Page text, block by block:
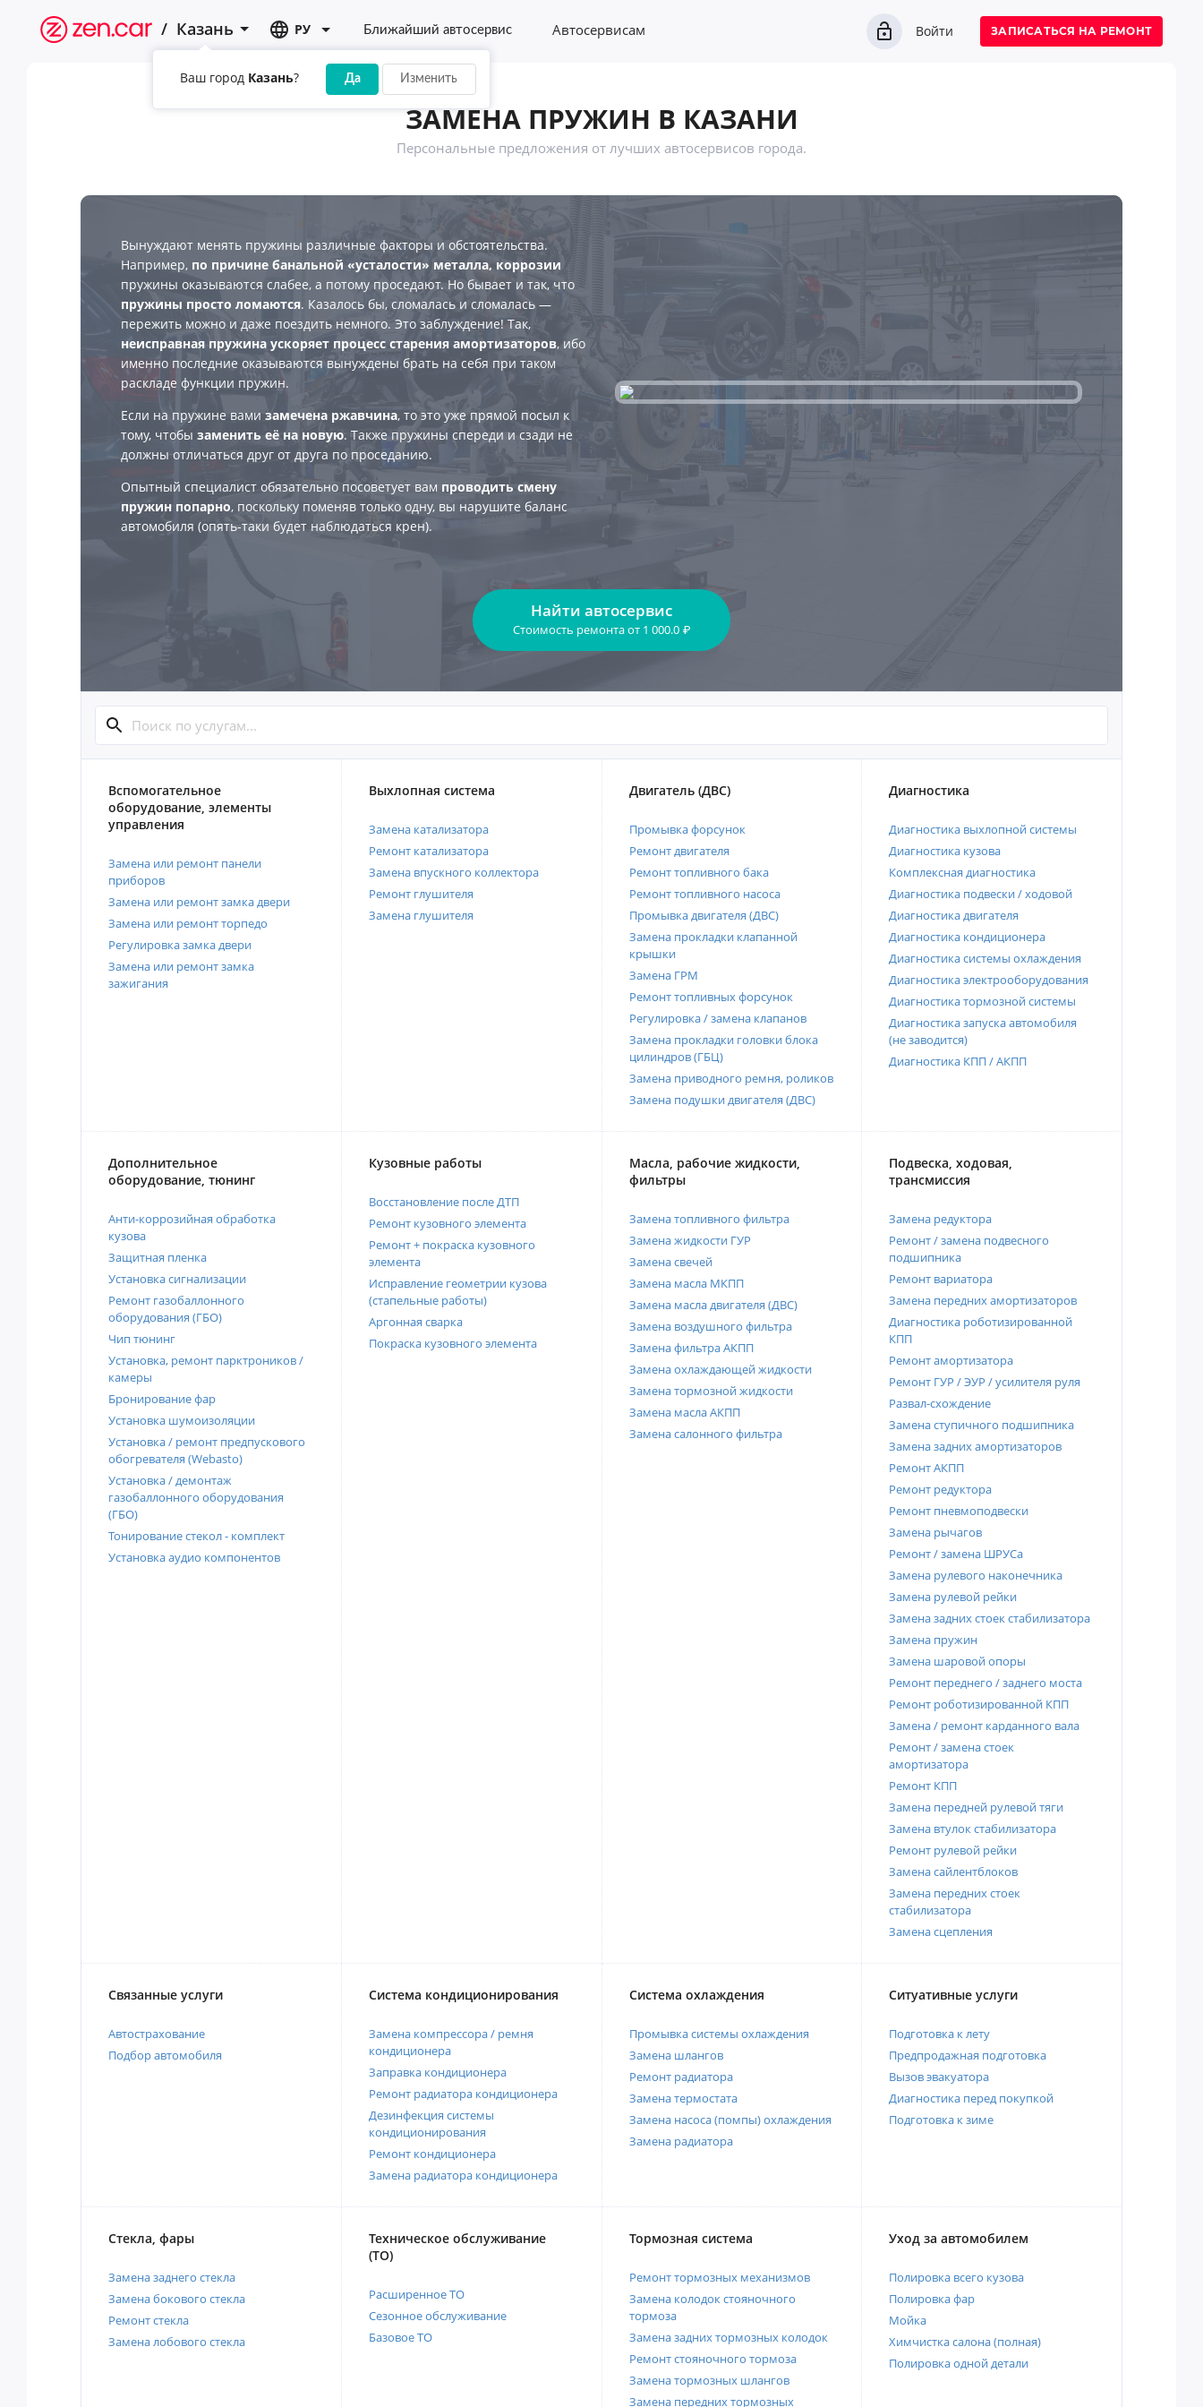
/ Казань
Ваш город Казань? Да Изменить
РУ Ближайший автосервис Автосервисам Войти ЗАПИСАТЬСЯ НА РЕМОНТ
ЗАМЕНА ПРУЖИН В КАЗАНИ
Персональные предложения от лучших автосервисов города.
Вынуждают менять пружины различные факторы и обстоятельства.
Например, по причине банальной «усталости» металла, коррозии
пружины оказываются слабее, а потому проседают. Но бывает и так, что
пружины просто ломаются. Казалось бы, сломалась и сломалась —
пережить можно и даже поездить немного. Это заблуждение! Так,
неисправная пружина ускоряет процесс старения амортизаторов, ибо
именно последние оказываются вынуждены брать на себя при таком
раскладе функции пружин.
Если на пружине вами замечена ржавчина, то это уже прямой посыл к
тому, чтобы заменить её на новую. Также пружины спереди и сзади не
должны отличаться друг от друга по проседанию.
Опытный специалист обязательно посоветует вам проводить смену
пружин попарно, поскольку поменяв только одну, вы нарушите баланс
автомобиля (опять-таки будет наблюдаться крен).
Найти автосервис
Стоимость ремонтаот 1 000.0 ₽
Вспомогательное
оборудование, элементы
управления
Замена или ремонт панели
приборов
Замена или ремонт замка двери
Замена или ремонт торпедо
Регулировка замка двери
Замена или ремонт замка
зажигания
Выхлопная система
Замена катализатора
Ремонт катализатора
Замена впускного коллектора
Ремонт глушителя
Замена глушителя
Двигатель (ДВС)
Промывка форсунок
Ремонт двигателя
Ремонт топливного бака
Ремонт топливного насоса
Промывка двигателя (ДВС)
Замена прокладки клапанной
крышки
Замена ГРМ
Ремонт топливных форсунок
Регулировка / замена клапанов
Замена прокладки головки блока
цилиндров (ГБЦ)
Замена приводного ремня, роликов
Замена подушки двигателя (ДВС)
Диагностика
Диагностика выхлопной системы
Диагностика кузова
Комплексная диагностика
Диагностика подвески / ходовой
Диагностика двигателя
Диагностика кондиционера
Диагностика системы охлаждения
Диагностика электрооборудования
Диагностика тормозной системы
Диагностика запуска автомобиля
(не заводится)
Диагностика КПП / АКПП
Дополнительное
оборудование, тюнинг
Анти-коррозийная обработка
кузова
Защитная пленка
Установка сигнализации
Ремонт газобаллонного
оборудования (ГБО)
Чип тюнинг
Установка, ремонт парктроников /
камеры
Бронирование фар
Установка шумоизоляции
Установка / ремонт предпускового
обогревателя (Webasto)
Установка / демонтаж
газобаллонного оборудования
(ГБО)
Тонирование стекол - комплект
Установка аудио компонентов
Кузовные работы
Восстановление после ДТП
Ремонт кузовного элемента
Ремонт + покраска кузовного
элемента
Исправление геометрии кузова
(стапельные работы)
Аргонная сварка
Покраска кузовного элемента
Масла, рабочие жидкости,
фильтры
Замена топливного фильтра
Замена жидкости ГУР
Замена свечей
Замена масла МКПП
Замена масла двигателя (ДВС)
Замена воздушного фильтра
Замена фильтра АКПП
Замена охлаждающей жидкости
Замена тормозной жидкости
Замена масла АКПП
Замена салонного фильтра
Подвеска, ходовая,
трансмиссия
Замена редуктора
Ремонт / замена подвесного
подшипника
Ремонт вариатора
Замена передних амортизаторов
Диагностика роботизированной
КПП
Ремонт амортизатора
Ремонт ГУР / ЭУР / усилителя руля
Развал-схождение
Замена ступичного подшипника
Замена задних амортизаторов
Ремонт АКПП
Ремонт редуктора
Ремонт пневмоподвески
Замена рычагов
Ремонт / замена ШРУСа
Замена рулевого наконечника
Замена рулевой рейки
Замена задних стоек стабилизатора
Замена пружин
Замена шаровой опоры
Ремонт переднего / заднего моста
Ремонт роботизированной КПП
Замена / ремонт карданного вала
Ремонт / замена стоек
амортизатора
Ремонт КПП
Замена передней рулевой тяги
Замена втулок стабилизатора
Ремонт рулевой рейки
Замена сайлентблоков
Замена передних стоек
стабилизатора
Замена сцепления
Связанные услуги
Автострахование
Подбор автомобиля
Система кондиционирования
Замена компрессора / ремня
кондиционера
Заправка кондиционера
Ремонт радиатора кондиционера
Дезинфекция системы
кондиционирования
Ремонт кондиционера
Замена радиатора кондиционера
Система охлаждения
Промывка системы охлаждения
Замена шлангов
Ремонт радиатора
Замена термостата
Замена насоса (помпы) охлаждения
Замена радиатора
Ситуативные услуги
Подготовка к лету
Предпродажная подготовка
Вызов эвакуатора
Диагностика перед покупкой
Подготовка к зиме
Стекла, фары
Замена заднего стекла
Замена бокового стекла
Ремонт стекла
Замена лобового стекла
Техническое обслуживание
(ТО)
Расширенное ТО
Сезонное обслуживание
Базовое ТО
Тормозная система
Ремонт тормозных механизмов
Замена колодок стояночного
тормоза
Замена задних тормозных колодок
Ремонт стояночного тормоза
Замена тормозных шлангов
Замена передних тормозных
Уход за автомобилем
Полировка всего кузова
Полировка фар
Мойка
Химчистка салона (полная)
Полировка одной детали